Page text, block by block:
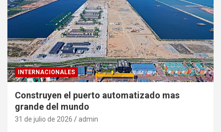
INTERNACIONALES
Construyen el puerto automatizado mas
grande del mundo
31 de julio de 2026 admin